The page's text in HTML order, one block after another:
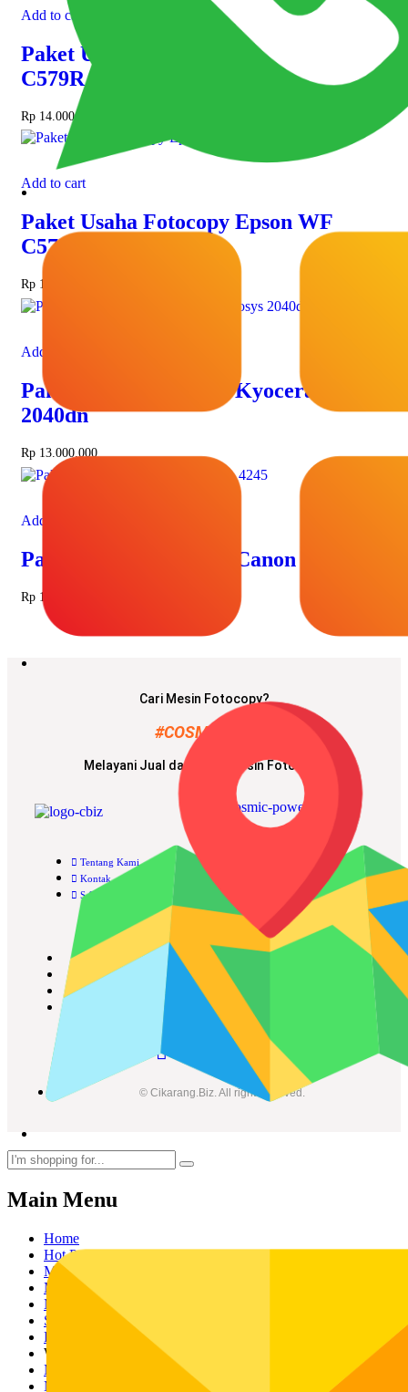
Add to cart
Paket Usaha Fotocopy Epson WF
C579R
Rp 14.000.000
Add to cart
Paket Usaha Fotocopy Epson WF
C5790
Rp 13.000.000
Add to cart
Paket Usaha Fotocopy Kyocera Ecosys
2040dn
Rp 13.000.000
Add to cart
Paket Usaha Fotocopy Canon iRA 4245
Rp 15.000.000
Cari Mesin Fotocopy?
#COSMICAJA
Melayani Jual dan Sewa Mesin Fotocopy
Tentang Kami
Kontak
S & K
Harga Sewa
Rawalumbu, Bekasi Timur (Jakarta Raya)
Munjuljaya, Purwakarta, Jawa Barat
Telepon : (021) 8241-1660
WhatsApp : 0878-1011-0711
© Cikarang.Biz. All right reserved.
Main Menu
Home
Hot Promo
Mesin Baru
Mesin Rekondisi
Mesin Fotocopy Warna
Standalone
Portable
Wi-Fi Ready
Mesin Untuk Kantor
Mesin Untuk Usaha